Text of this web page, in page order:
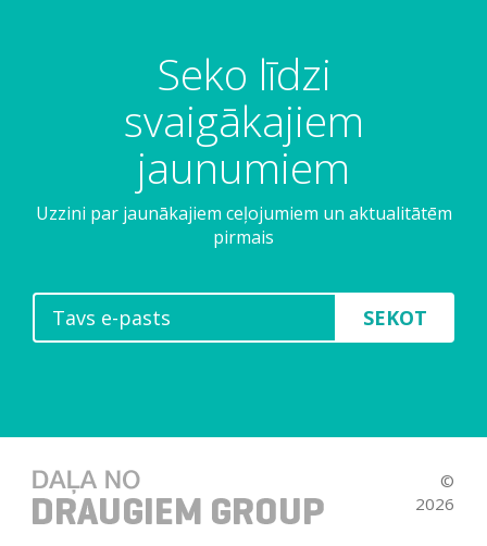
Seko līdzi
svaigākajiem
jaunumiem
Uzzini par jaunākajiem ceļojumiem un aktualitātēm
pirmais
SEKOT
©
2026